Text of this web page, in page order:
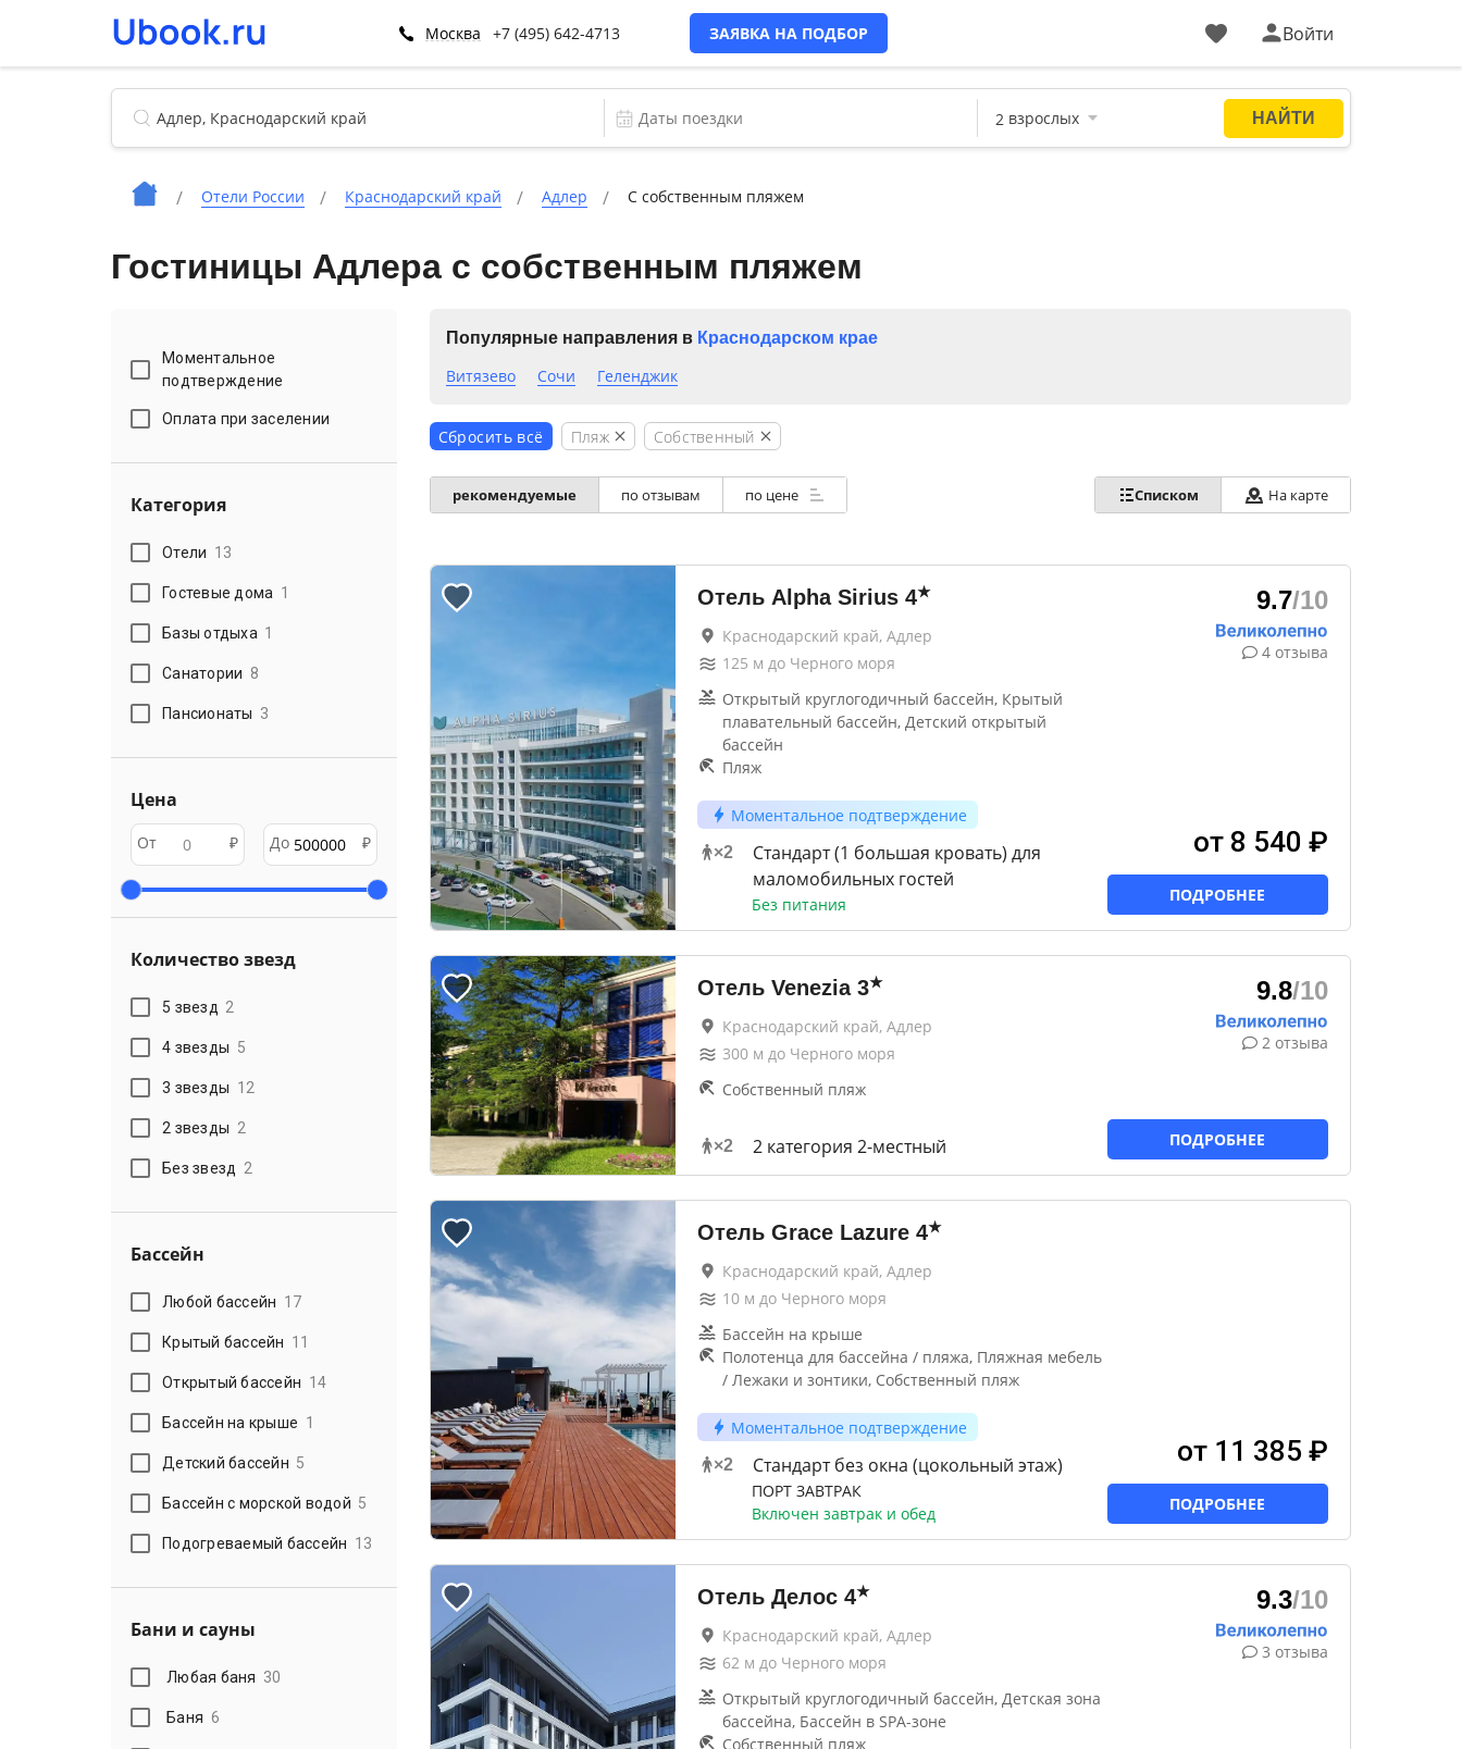
Москва +7 (495) 642-4713 ЗАЯВКА НА ПОДБОР Войти
Отели России Краснодарский край Адлер С собственным пляжем
Гостиницы Адлера с собственным пляжем
Моментальное
подтверждение
Оплата при заселении
Категория
Отели 13
Гостевые дома 1
Базы отдыха 1
Санатории 8
Пансионаты 3
Цена
От ₽ До ₽
Количество звезд
5 звезд 2
4 звезды 5
3 звезды 12
2 звезды 2
Без звезд 2
Бассейн
Любой бассейн 17
Крытый бассейн 11
Открытый бассейн 14
Бассейн на крыше 1
Детский бассейн 5
Бассейн с морской водой 5
Подогреваемый бассейн 13
Бани и сауны
Любая баня 30
Баня 6
Популярные направления в Краснодарском крае
Витязево Сочи Геленджик
Сбросить всё Пляж Собственный
рекомендуемые по отзывам по цене Списком На карте
Отель Alpha Sirius 4★
Краснодарский край, Адлер
125 м до Черного моря
Открытый круглогодичный бассейн, Крытый
плавательный бассейн, Детский открытый
бассейн
Пляж
Моментальное подтверждение
×2
Стандарт (1 большая кровать) для
маломобильных гостей
Без питания
9.7/10
4 отзыва
от 8 540 ₽
ПОДРОБНЕЕ
Отель Venezia 3★
Краснодарский край, Адлер
300м до Черного моря
Собственный пляж
×2 2 категория 2-местный
9.8/10
2 отзыва
ПОДРОБНЕЕ
Отель Grace Lazure 4★
Краснодарский край, Адлер
10м до Черного моря
Бассейн на крыше
Полотенца для бассейна / пляжа, Пляжная мебель
/ Лежаки и зонтики, Собственный пляж
Моментальное подтверждение
×2 Стандарт без окна (цокольный этаж)
ПОРТ ЗАВТРАК
Включен завтрак и обед
от 11 385 ₽
ПОДРОБНЕЕ
Отель Делос 4★
Краснодарский край, Адлер
62м до Черного моря
Открытый круглогодичный бассейн, Детская зона
бассейна, Бассейн в SPA-зоне
Собственный пляж
9.3/10
3 отзыва